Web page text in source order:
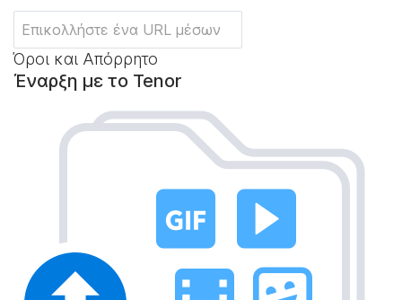
Όροι και Απόρρητο
Έναρξη με το Tenor